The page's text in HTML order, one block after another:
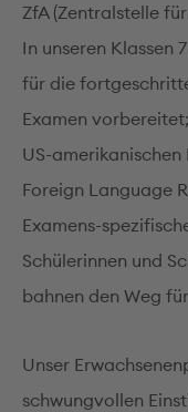
ZfA (Zentralstelle
In unseren Klassen
für die
Examen
US-
Foreign Language
Examens-
Schülerinnen und
bahnen den Weg
Unser
schwungvollen